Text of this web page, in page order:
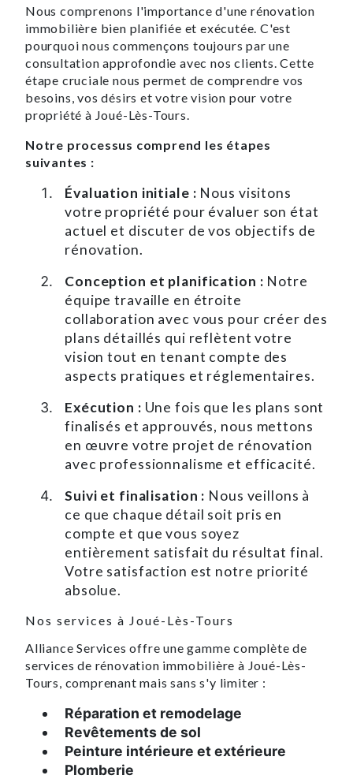
Nous comprenons l'importance d'une rénovation
immobilière bien planifiée et exécutée. C'est
pourquoi nous commençons toujours par une
consultation approfondie avec nos clients. Cette
étape cruciale nous permet de comprendre vos
besoins, vos désirs et votre vision pour votre
propriété à Joué-Lès-Tours.
Notre processus comprend les étapes
suivantes :
Évaluation initiale : Nous visitons
votre propriété pour évaluer son état
actuel et discuter de vos objectifs de
rénovation.
Conception et planification : Notre
équipe travaille en étroite
collaboration avec vous pour créer des
plans détaillés qui reflètent votre
vision tout en tenant compte des
aspects pratiques et réglementaires.
Exécution : Une fois que les plans sont
finalisés et approuvés, nous mettons
en œuvre votre projet de rénovation
avec professionnalisme et efficacité.
Suivi et finalisation : Nous veillons à
ce que chaque détail soit pris en
compte et que vous soyez
entièrement satisfait du résultat final.
Votre satisfaction est notre priorité
absolue.
Nos services à Joué-Lès-Tours
Alliance Services offre une gamme complète de
services de rénovation immobilière à Joué-Lès-
Tours, comprenant mais sans s'y limiter :
Réparation et remodelage
Revêtements de sol
Peinture intérieure et extérieure
Plomberie